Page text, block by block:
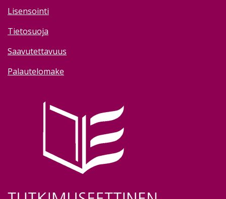
Lisensointi
Tietosuoja
Saavutettavuus
Palautelomake